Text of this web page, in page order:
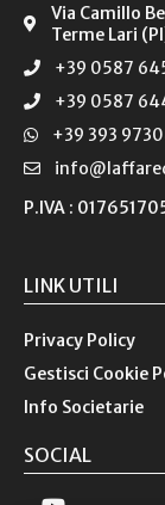
Via Camillo
Terme Lari
+39 0587
+39 0587
+39 393
P.IVA :
LINK UTILI
Privacy Policy
Gestisci Cookie
Info Societarie
SOCIAL